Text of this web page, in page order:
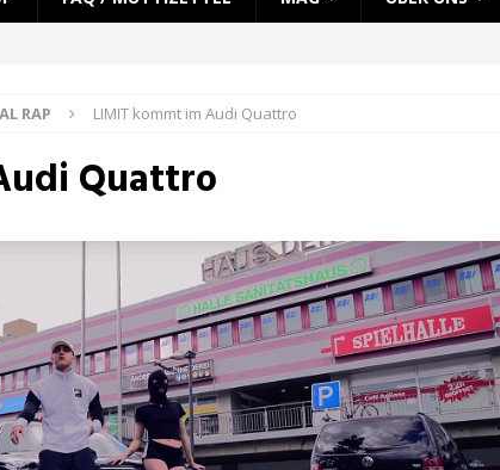
RAP LIMIT kommt im Audi Quattro
Quattro